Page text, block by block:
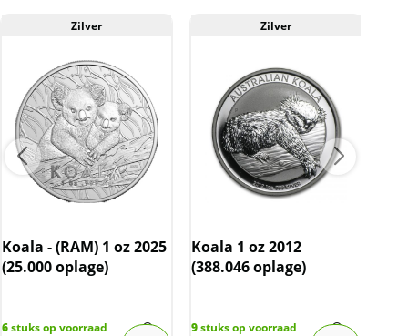
Zilver
Koala - (RAM) 1 oz 2025
(25.000 oplage)
6stuks op voorraad
Zilver
Koala 1 oz 2012
(388.046 oplage)
9stuks op voorraad